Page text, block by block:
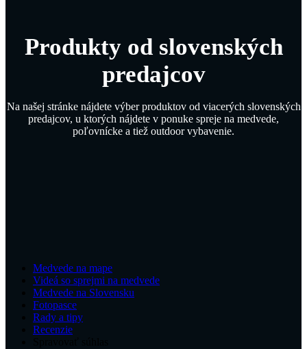
Produkty od slovenských
predajcov
Na našej stránke nájdete výber produktov od viacerých slovenských
predajcov, u ktorých nájdete v ponuke spreje na medvede,
poľovnícke a tiež outdoor vybavenie.
Medvede na mape
Videá so sprejmi na medvede
Medvede na Slovensku
Fotopasce
Rady a tipy
Recenzie